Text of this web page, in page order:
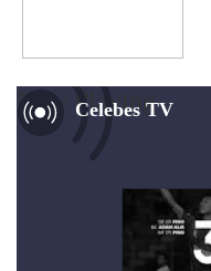
Celebes TV
Now Playing